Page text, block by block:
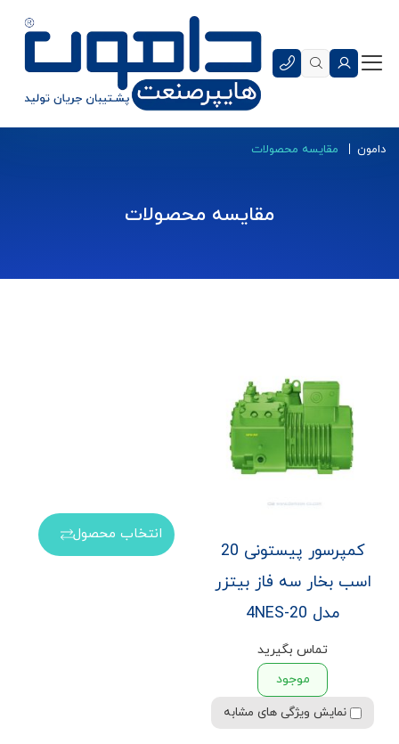
دامون مقایسه محصولات
مقایسه محصولات
کمپرسور پیستونی 20
اسب بخار سه فاز بیتزر
مدل 4NES-20
تماس بگیرید
موجود
نمایش ویژگی های مشابه
انتخاب محصول